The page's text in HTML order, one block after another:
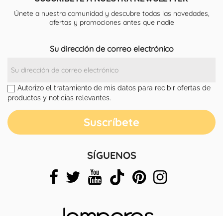
Únete a nuestra comunidad y descubre todas las novedades,
ofertas y promociones antes que nadie
Su dirección de correo electrónico
Autorizo el tratamiento de mis datos para recibir ofertas de
productos y noticias relevantes.
SÍGUENOS